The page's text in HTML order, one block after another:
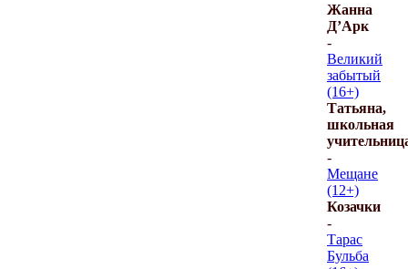
Жанна
Д’Арк
-
Великий
забытый
(16+)
Татьяна,
школьная
-
Мещане
(12+)
Козачки
-
Тарас
Бульба